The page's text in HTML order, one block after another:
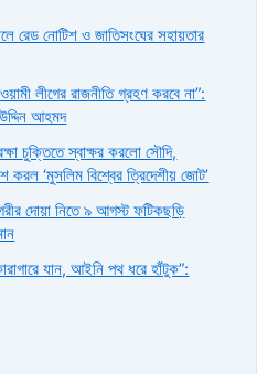
রেড নোটিশ ও জাতিসংঘের সহায়তার
লীগের রাজনীতি গ্রহণ করবে না”:
আহমদ
চুক্তিতে স্বাক্ষর করলো সৌদি,
‘মুসলিম বিশ্বের ত্রিদেশীয় জোট’
দোয়া নিতে ৯ আগস্ট ফটিকছড়ি
যান, আইনি পথ ধরে হাঁটুক”: